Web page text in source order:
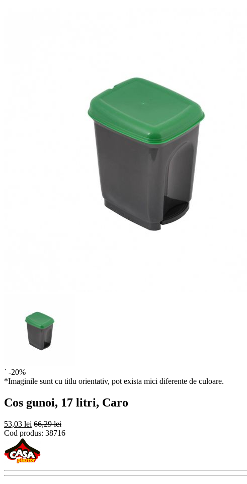
` -20%
*Imaginile sunt cu titlu orientativ, pot exista mici diferente de culoare.
Cos gunoi, 17 litri, Caro
53,03 lei 66,29 lei
Cod produs: 38716